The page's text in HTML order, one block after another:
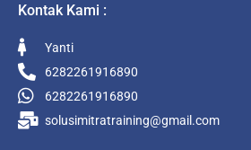
Kontak Kami :
Yanti
6282261916890
6282261916890
solusimitratraining@gmail.com